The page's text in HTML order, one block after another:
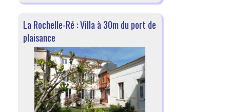
La Rochelle-Ré : Villa à 30m du port de
plaisance